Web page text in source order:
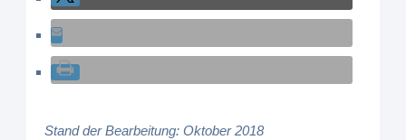
Stand der Bearbeitung: Oktober 2018